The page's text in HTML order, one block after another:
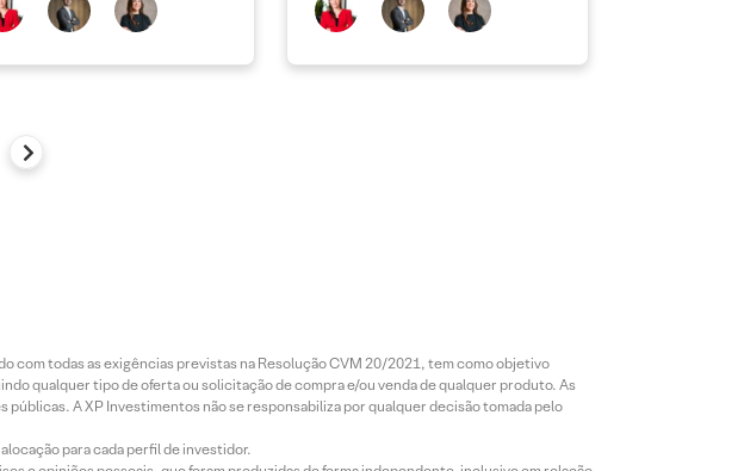
com todas as exigências previstas na Resolução CVM 20/2021, tem como objetivo
qualquer tipo de oferta ou solicitação de compra e/ou venda de qualquer produto. As
A XP Investimentos não se responsabiliza por qualquer decisão tomada pelo
para cada perfil de investidor.